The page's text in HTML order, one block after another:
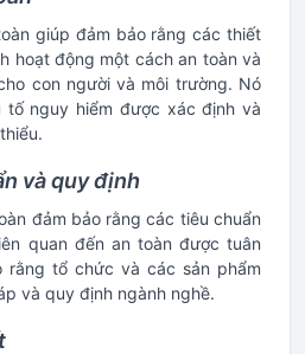
giúp đảm bảo rằng các thiết
hoạt động một cách an toàn và
con người và môi trường. Nó
nguy hiểm được xác định và
và quy định
đảm bảo rằng các tiêu chuẩn
quan đến an toàn được tuân
rằng tổ chức và các sản phẩm
và quy định ngành nghề.